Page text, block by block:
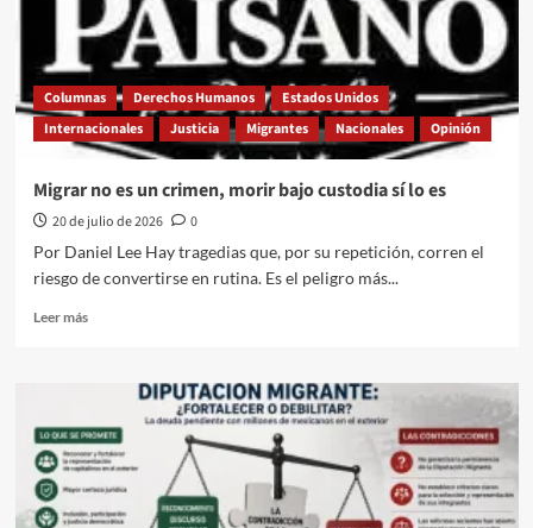
la
grandeza
del
sacrificio
de
nuestros
paisanos
Columnas Derechos Humanos
Estados Unidos
Internacionales
Justicia Migrantes Nacionales Opinión
Migrar no es un crimen, morir bajo custodia sí lo es
20 de julio de 2026
0
Por Daniel Lee Hay tragedias que, por su repetición, corren el
riesgo de convertirse en rutina. Es el peligro más...
Leer másLeer
es
un
crimen,
morir
bajo